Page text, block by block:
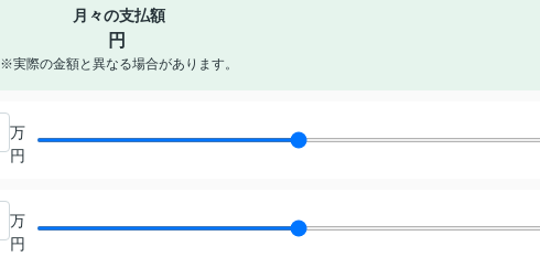
月々の支払額
円
※実際の金額と異なる場合があります。
万
円
万
円